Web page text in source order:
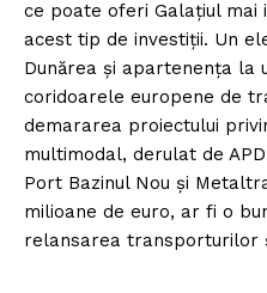
ce poate oferi Galațiul
acest tip de investiții. Un
Dunărea și apartenența la
coridoarele europene de
demararea proiectului
multimodal, derulat de
Port Bazinul Nou și
milioane de euro, ar fi o
relansarea transporturilor